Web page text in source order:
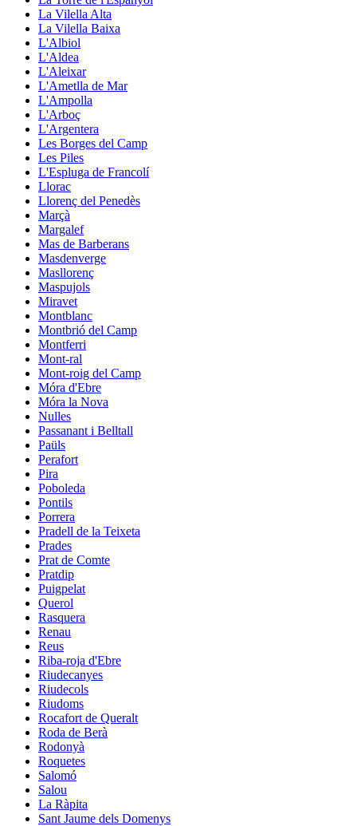
La Vilella Alta
La Vilella Baixa
L'Albiol
L'Aldea
L'Aleixar
L'Ametlla de Mar
L'Ampolla
L'Arboç
L'Argentera
Les Borges del Camp
Les Piles
L'Espluga de Francolí
Llorac
Llorenç del Penedès
Marçà
Margalef
Mas de Barberans
Masdenverge
Masllorenç
Maspujols
Miravet
Montblanc
Montbrió del Camp
Montferri
Mont-ral
Mont-roig del Camp
Móra d'Ebre
Móra la Nova
Nulles
Passanant i Belltall
Paüls
Perafort
Pira
Poboleda
Pontils
Porrera
Pradell de la Teixeta
Prades
Prat de Comte
Pratdip
Puigpelat
Querol
Rasquera
Renau
Reus
Riba-roja d'Ebre
Riudecanyes
Riudecols
Riudoms
Rocafort de Queralt
Roda de Berà
Rodonyà
Roquetes
Salomó
Salou
La Ràpita
Sant Jaume dels Domenys